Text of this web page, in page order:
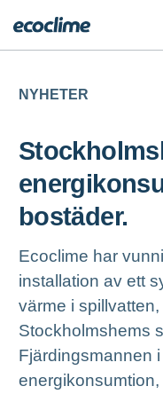
NYHETER
bostäder.
Ecoclime har
installation av ett
värme i
Stockholmshems
Fjärdingsmannen